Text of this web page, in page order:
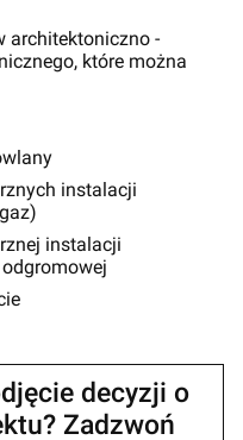
architektoniczno -
które można
instalacji
instalacji
decyzji o
Zadzwoń